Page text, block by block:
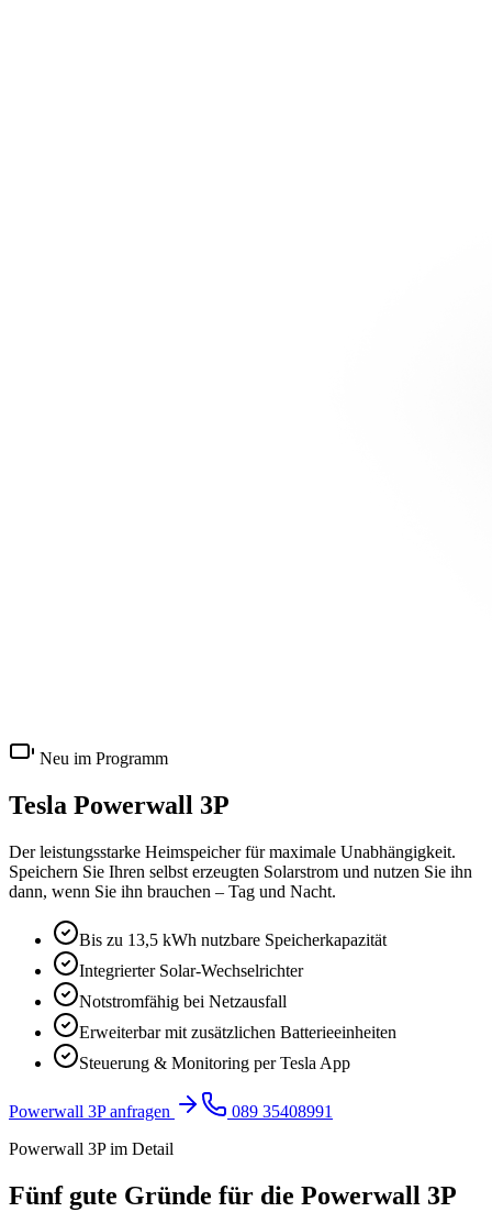
Neu im Programm
Tesla Powerwall 3P
Der leistungsstarke Heimspeicher für maximale Unabhängigkeit.
Speichern Sie Ihren selbst erzeugten Solarstrom und nutzen Sie ihn
dann, wenn Sie ihn brauchen – Tag und Nacht.
Bis zu 13,5 kWh nutzbare Speicherkapazität
Integrierter Solar-Wechselrichter
Notstromfähig bei Netzausfall
Erweiterbar mit zusätzlichen Batterieeinheiten
Steuerung & Monitoring per Tesla App
Powerwall 3P anfragen
089 35408991
Powerwall 3P im Detail
Fünf gute Gründe für die Powerwall 3P